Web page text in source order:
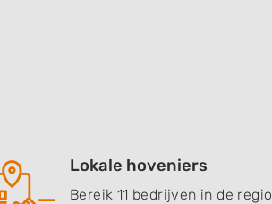
Lokale hoveniers
Bereik 11 bedrijven in de regio